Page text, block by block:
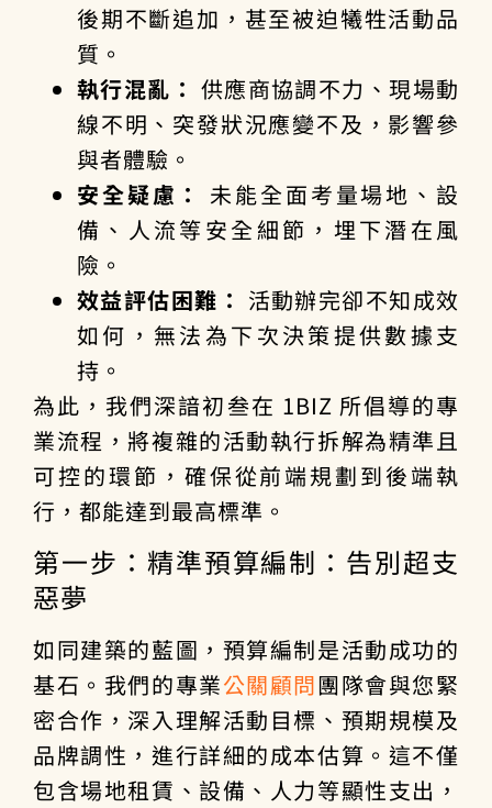
後期不斷追加，甚至被迫犧牲活動品
質。
執行混亂： 供應商協調不力、現場動
線不明、突發狀況應變不及，影響參
與者體驗。
安全疑慮：
未能全面考量場地、設
備、人流等安全細節，埋下潛在風
險。
效益評估困難： 活動辦完卻不知成效
如何，無法為下次決策提供數據支
持。
為此，我們深諳初叁在 1BIZ 所倡導的專
業流程，將複雜的活動執行拆解為精準且
可控的環節，確保從前端規劃到後端執
行，都能達到最高標準。
第一步：精準預算編制：告別超支
惡夢
如同建築的藍圖，預算編制是活動成功的
基石。我們的專業公關顧問團隊會與您緊
密合作，深入理解活動目標、預期規模及
品牌調性，進行詳細的成本估算。這不僅
包含場地租賃、設備、人力等顯性支出，